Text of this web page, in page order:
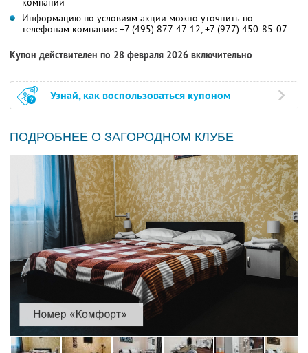
Информацию по условиям акции можно уточнить по
телефонам компании: +7 (495) 877-47-12, +7 (977) 450-85-07
Купон действителен по 28 февраля 2026 включительно
Узнай, как воспользоваться купоном
ПОДРОБНЕЕ О ЗАГОРОДНОМ КЛУБЕ